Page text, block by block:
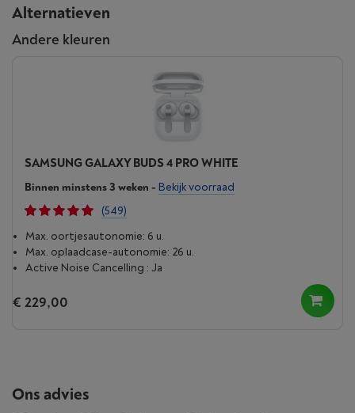
Alternatieven
Andere kleuren
SAMSUNG GALAXY BUDS 4 PRO WHITE
Binnen minstens 3 weken - Bekijk voorraad
(549)
Max. oortjesautonomie: 6 u.
Max. oplaad­case-autonomie: 26 u.
Active Noise Cancelling : Ja
€ 229,00
Ons advies